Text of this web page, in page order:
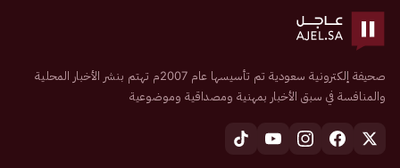
صحيفة إلكترونية سعودية تم تأسيسها عام 2007م تهتم بنشر الأخبار المحلية
والمنافسة في سبق الأخبار بمهنية ومصداقية وموضوعية